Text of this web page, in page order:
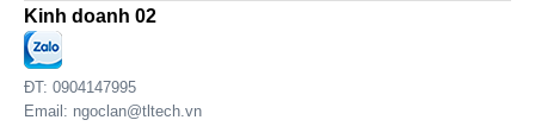
Kinh doanh 02
ĐT: 0904147995
Email: ngoclan@tltech.vn